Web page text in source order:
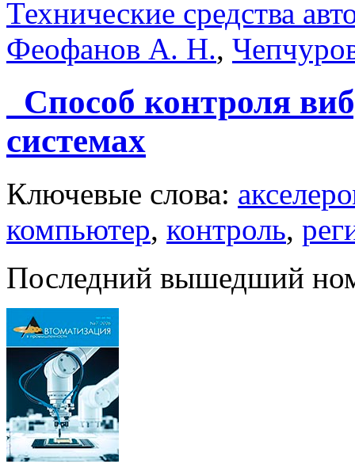
Технические средства
Феофанов А. Н.,
Способ контроля
системах
Ключевые слова:
компьютер, контроль,
Последний вышедший